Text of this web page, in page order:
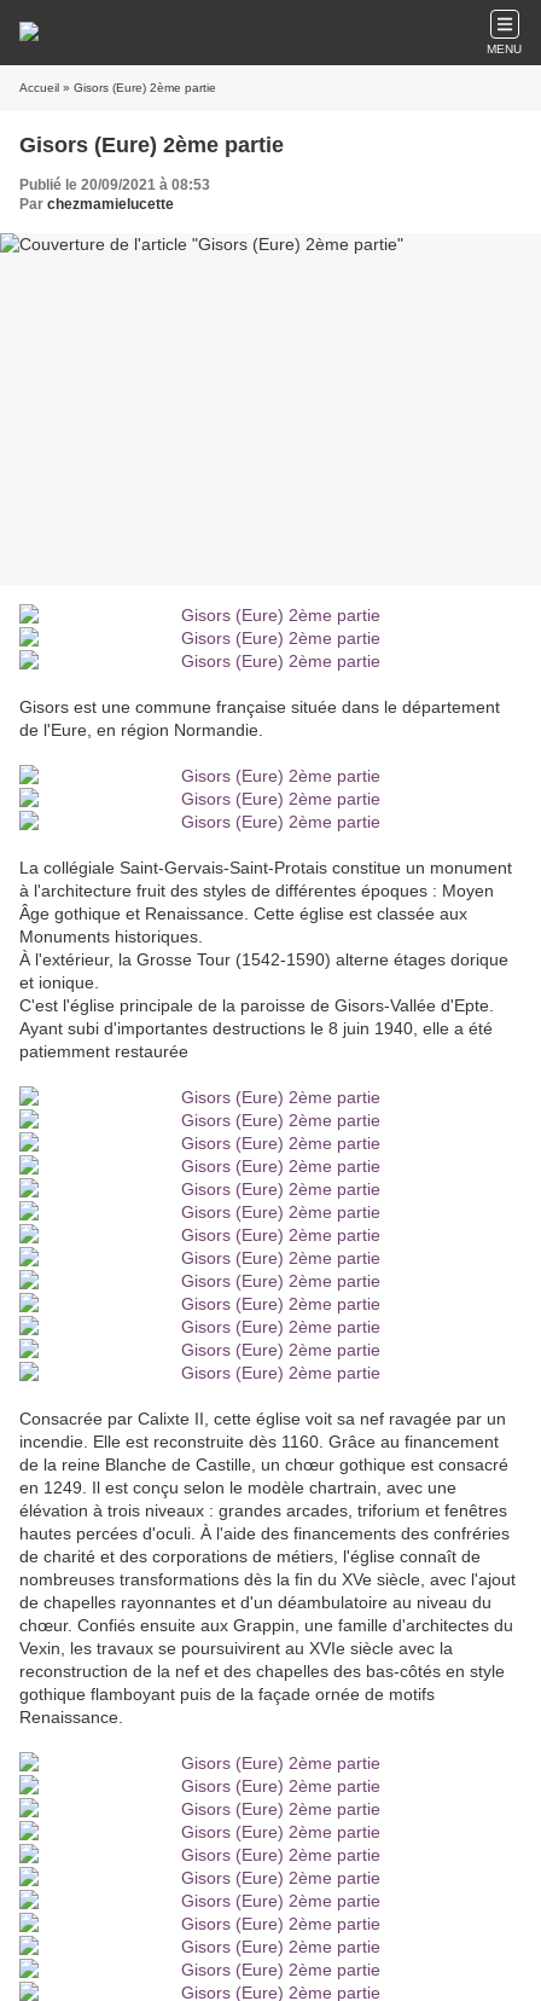
MENU
Accueil » Gisors (Eure) 2ème partie
Gisors (Eure) 2ème partie
Publié le 20/09/2021 à 08:53
Par chezmamielucette
Gisors est une commune française située dans le département
de l'Eure, en région Normandie.
La collégiale Saint-Gervais-Saint-Protais constitue un monument
à l'architecture fruit des styles de différentes époques : Moyen
Âge gothique et Renaissance. Cette église est classée aux
Monuments historiques.
À l'extérieur, la Grosse Tour (1542-1590) alterne étages dorique
et ionique.
C'est l'église principale de la paroisse de Gisors-Vallée d'Epte.
Ayant subi d'importantes destructions le 8 juin 1940, elle a été
patiemment restaurée
Consacrée par Calixte II, cette église voit sa nef ravagée par un
incendie. Elle est reconstruite dès 1160. Grâce au financement
de la reine Blanche de Castille, un chœur gothique est consacré
en 1249. Il est conçu selon le modèle chartrain, avec une
élévation à trois niveaux : grandes arcades, triforium et fenêtres
hautes percées d'oculi. À l'aide des financements des confréries
de charité et des corporations de métiers, l'église connaît de
nombreuses transformations dès la fin du XVe siècle, avec l'ajout
de chapelles rayonnantes et d'un déambulatoire au niveau du
chœur. Confiés ensuite aux Grappin, une famille d'architectes du
Vexin, les travaux se poursuivirent au XVIe siècle avec la
reconstruction de la nef et des chapelles des bas-côtés en style
gothique flamboyant puis de la façade ornée de motifs
Renaissance.